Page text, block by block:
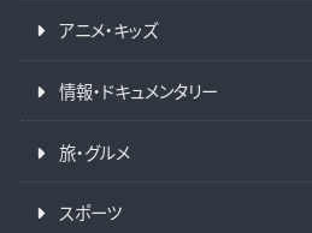
アニメ・キッズ
情報・ドキュメンタリー
旅・グルメ
スポーツ